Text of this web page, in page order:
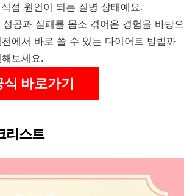
접 원인이 되는 질병 상태예요.
공과 실패를 몸소 겪어온 경험을 바탕으
에서 바로 쓸 수 있는 다이어트 방법까
보세요.
바로가기
리스트